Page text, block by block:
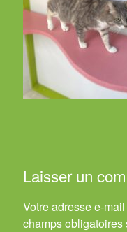
Laisser un
Votre adresse e-
champs